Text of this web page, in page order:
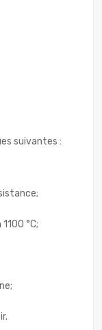
suivantes :
°C;